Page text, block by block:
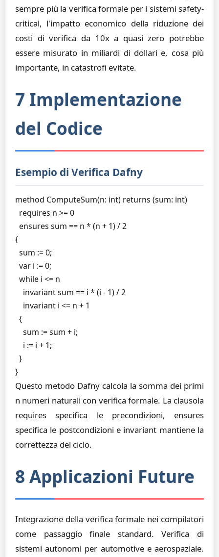
sempre più la verifica formale per i sistemi safety-
critical, l'impatto economico della riduzione dei
costi di verifica da 10x a quasi zero potrebbe
essere misurato in miliardi di dollari e, cosa più
importante, in catastrofi evitate.
7 Implementazione
del Codice
Esempio di Verifica Dafny
method ComputeSum(n: int) returns (sum: int)
  requires n >= 0
  ensures sum == n * (n + 1) / 2
{
  sum := 0;
  var i := 0;
  while i <= n
    invariant sum == i * (i - 1) / 2
    invariant i <= n + 1
  {
    sum := sum + i;
    i := i + 1;
  }
}
Questo metodo Dafny calcola la somma dei primi
n numeri naturali con verifica formale. La clausola
requires specifica le precondizioni, ensures
specifica le postcondizioni e invariant mantiene la
correttezza del ciclo.
8 Applicazioni Future
Integrazione della verifica formale nei compilatori
come passaggio finale standard. Verifica di
sistemi autonomi per automotive e aerospaziale.